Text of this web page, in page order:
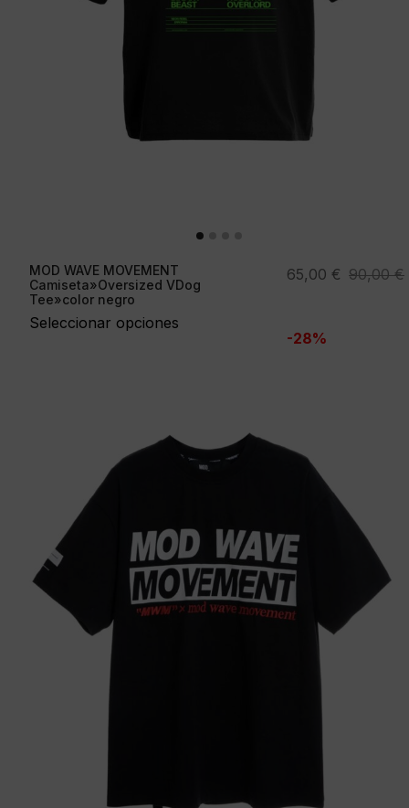
MOD WAVE MOVEMENT
Camiseta»Oversized VDog
Tee»color negro
Seleccionar opciones
90,00€
El
era:
65,00 €
El
es:
-28%